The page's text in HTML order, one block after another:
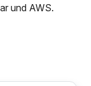
und AWS.